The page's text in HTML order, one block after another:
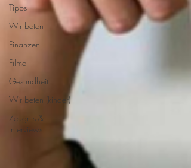
Tipps
Wir beten
Finanzen
Filme
Gesundheit
Wir beten (kinder)
Zeugnis &
Interviews